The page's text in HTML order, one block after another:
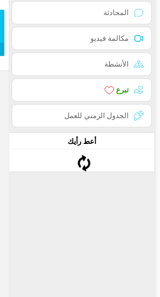
المحادثة
مكالمة فيديو
الأنشطة
تبرع
الجدول الزمني للعمل
أعط رأيك